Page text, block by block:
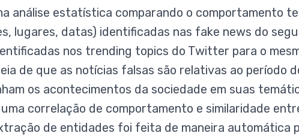
análise estatística comparando o comportamento
lugares, datas) identificadas nas fake news do
nos trending topics do Twitter para o
de que as notícias falsas são relativas ao período
os acontecimentos da sociedade em suas
correlação de comportamento e similaridade
de entidades foi feita de maneira automática